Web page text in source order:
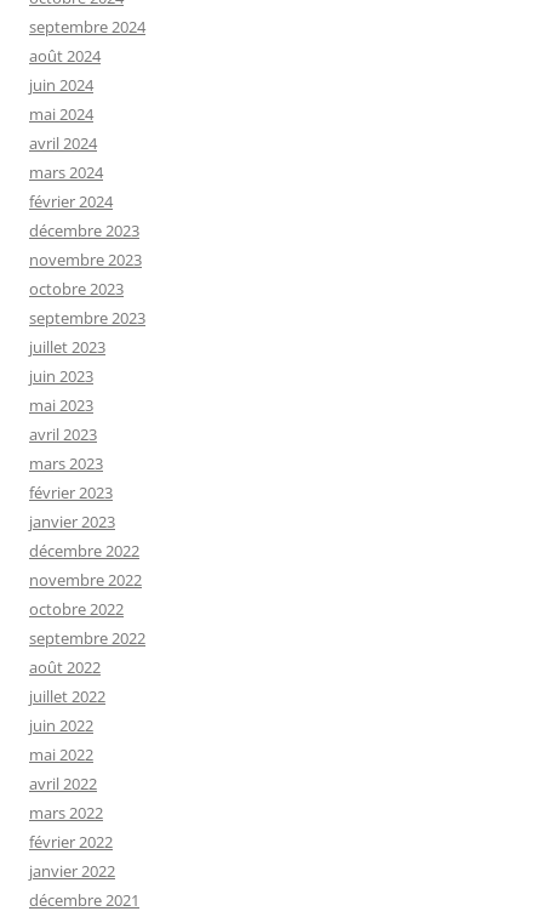
septembre 2024
août 2024
juin 2024
mai 2024
avril 2024
mars 2024
février 2024
décembre 2023
novembre 2023
octobre 2023
septembre 2023
juillet 2023
juin 2023
mai 2023
avril 2023
mars 2023
février 2023
janvier 2023
décembre 2022
novembre 2022
octobre 2022
septembre 2022
août 2022
juillet 2022
juin 2022
mai 2022
avril 2022
mars 2022
février 2022
janvier 2022
décembre 2021